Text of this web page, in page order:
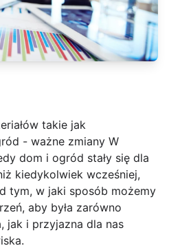
takie jak
- ważne zmiany W
dom i ogród stały się dla
kiedykolwiek wcześniej,
tym, w jaki sposób możemy
aby była zarówno
jak i przyjazna dla nas